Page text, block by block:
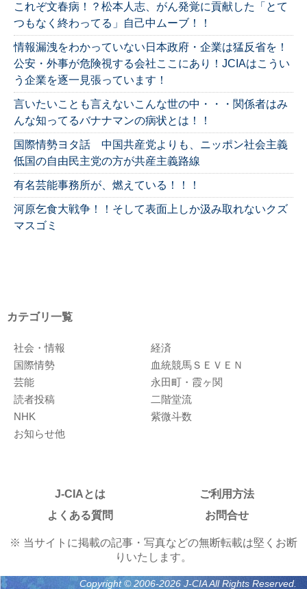
これぞ文春病！？松本人志、がん発覚に貢献した「とて
つもなく終わってる」自己中ムーブ！！
情報漏洩をわかっていない日本政府・企業は猛反省を！
公安・外事が危険視する会社ここにあり！JCIAはこうい
う企業を逐一見張っています！
言いたいことも言えないこんな世の中・・・関係者はみ
んな知ってるバナナマンの病状とは！！
国際情勢ヨタ話 中国共産党よりも、ニッポン社会主義
低国の自由民主党の方が共産主義路線
有名芸能事務所が、燃えている！！！
河原乞食大戦争！！そして表面上しか汲み取れないクズ
マスゴミ
カテゴリ一覧
社会・情報
経済
国際情勢
血統競馬ＳＥＶＥＮ
芸能
永田町・霞ヶ関
読者投稿
二階堂流
NHK
紫微斗数
お知らせ他
J-CIAとは
ご利用方法
よくある質問
お問合せ
※ 当サイトに掲載の記事・写真などの無断転載は堅くお断
りいたします。
Copyright © 2006-2026 J-CIA All Rights Reserved.